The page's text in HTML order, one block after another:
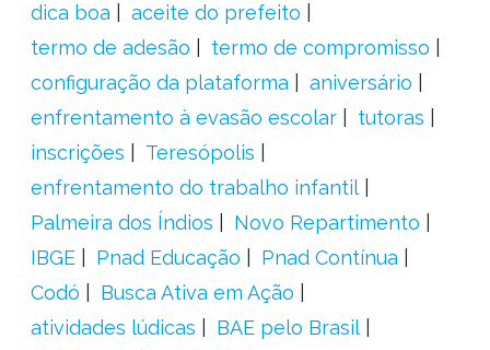
dica boa
aceite do prefeito
termo de adesão
termo de compromisso
configuração da plataforma
aniversário
enfrentamento à evasão escolar
tutoras
inscrições
Teresópolis
enfrentamento do trabalho infantil
Palmeira dos Índios
Novo Repartimento
IBGE
Pnad Educação
Pnad Contínua
Codó
Busca Ativa em Ação
atividades lúdicas
BAE pelo Brasil